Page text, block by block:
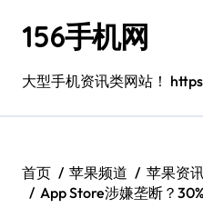
156手机网
大型手机资讯类网站！
首页 苹果频道 苹果资
App Store涉嫌垄断？